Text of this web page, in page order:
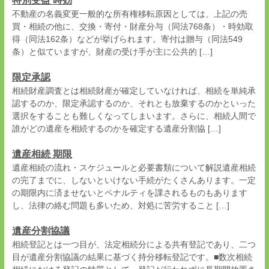
不動産の名義変更一般的な所有権移転原因としては、上記の売
買・相続の他に、交換・寄付・財産分与（同法768条）・時効取
得（同法162条）などが挙げられます。寄付は贈与（同法549
条）と似ていますが、財産の受け手が主に公共的 […]
限定承認
相続財産調査とは相続財産が確定していなければ、相続を単純承
認するのか、限定承認するのか、それとも放棄するのかといった
選択をすることも難しくなってしまいます。さらに、相続人間で
誰がどの遺産を相続するのかを確定する遺産分割協 […]
遺産相続 期限
遺産相続の流れ・スケジュールと必要書類について解説遺産相続
の完了までに、しないといけない手続がたくさんあります。一定
の期限内に済ませないとペナルティを課されるものもあります
し、法律の絡む問題も多いため、対処に苦労すること […]
遺産分割協議
相続登記とは一つ目が、法定相続分による共有登記であり、二つ
目が遺産分割協議の結果に基づく持分移転登記です。■数次相続